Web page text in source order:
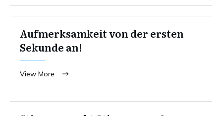
Aufmerksamkeit von der ersten
Sekunde an!
View More